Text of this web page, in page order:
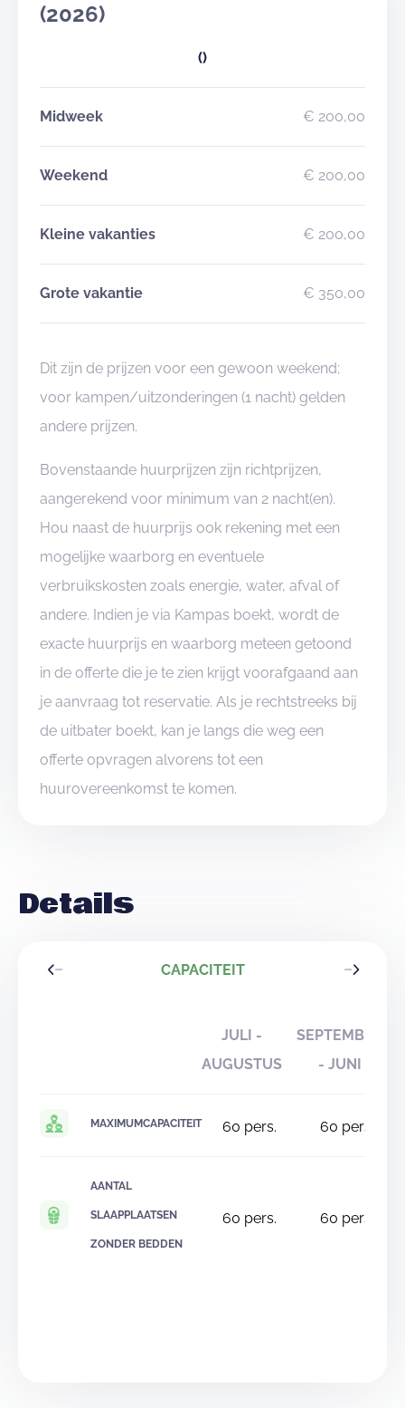
(2026)
()
Midweek € 200,00
Weekend € 200,00
Kleine vakanties € 200,00
Grote vakantie € 350,00
Dit zijn de prijzen voor een gewoon weekend;
voor kampen/uitzonderingen (1 nacht) gelden
andere prijzen.
Bovenstaande huurprijzen zijn richtprijzen,
aangerekend voor minimum van 2 nacht(en).
Hou naast de huurprijs ook rekening met een
mogelijke waarborg en eventuele
verbruikskosten zoals energie, water, afval of
andere. Indien je via Kampas boekt, wordt de
exacte huurprijs en waarborg meteen getoond
in de offerte die je te zien krijgt voorafgaand aan
je aanvraag tot reservatie. Als je rechtstreeks bij
de uitbater boekt, kan je langs die weg een
offerte opvragen alvorens tot een
huurovereenkomst te komen.
Details
CAPACITEIT
JULI -
AUGUSTUS
SEPTEMBER
- JUNI
MAXIMUMCAPACITEIT 60 pers. 60 pers.
AANTAL
SLAAPPLAATSEN
ZONDER BEDDEN
60 pers. 60 pers.